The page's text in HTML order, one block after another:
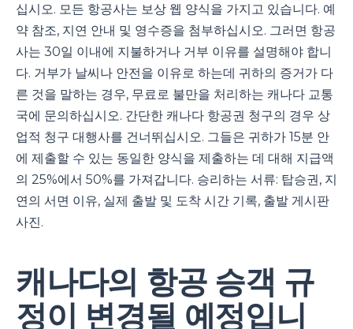
십시오. 모든 항공사는 보상 웹 양식을 가지고 있습니다. 예
약 참조, 지연 안내 및 영수증을 첨부하십시오. 그러면 항공
사는 30일 이내에 지불하거나 거부 이유를 설명해야 합니
다. 거부가 날씨나 안전을 이유로 하는데 귀하의 증거가 다
른 것을 말하는 경우, 무료로 불만을 처리하는 캐나다 교통
국에 문의하십시오. 간단한 캐나다 항공권 청구의 경우 상
업적 청구 대행사를 건너뛰십시오. 그들은 귀하가 15분 안
에 제출할 수 있는 동일한 양식을 제출하는 데 대해 지급액
의 25%에서 50%를 가져갑니다. 승리하는 서류: 탑승권, 지
연의 서면 이유, 실제 출발 및 도착 시간 기록, 출발 게시판
사진.
캐나다의 항공 승객 규
정이 변경될 예정입니